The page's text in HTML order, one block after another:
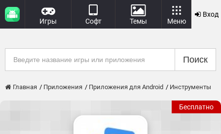
Игры Софт Темы Меню
Вход
Поиск
Главная Приложения Приложения для Android Инструменты
Бесплатно